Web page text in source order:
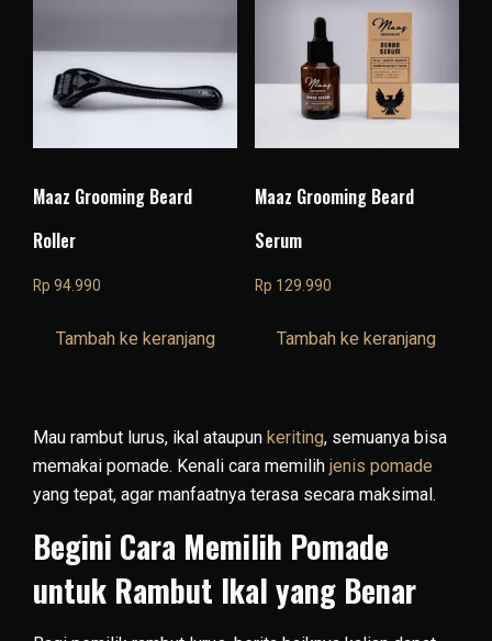
Maaz Grooming Beard
Roller
Rp 94.990
Tambah ke keranjang
Maaz Grooming Beard
Serum
Rp 129.990
Tambah ke keranjang
Mau rambut lurus, ikal ataupun keriting, semuanya bisa
memakai pomade. Kenali cara memilih jenis pomade
yang tepat, agar manfaatnya terasa secara maksimal.
Begini Cara Memilih Pomade
untuk Rambut Ikal yang Benar